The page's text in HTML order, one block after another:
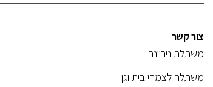
צור קשר
משתלת נירוונה
משתלה לצמחי בית וגן